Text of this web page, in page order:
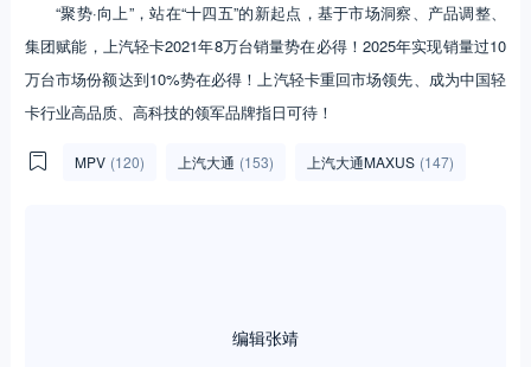
“聚势·向上”，站在“十四五”的新起点，基于市场洞察、产品调整、
集团赋能，上汽轻卡2021年8万台销量势在必得！2025年实现销量过10
万台市场份额达到10%势在必得！上汽轻卡重回市场领先、成为中国轻
卡行业高品质、高科技的领军品牌指日可待！
MPV (120) 上汽大通 (153) 上汽大通MAXUS (147)
提加商用车小编，还请大家多指教！